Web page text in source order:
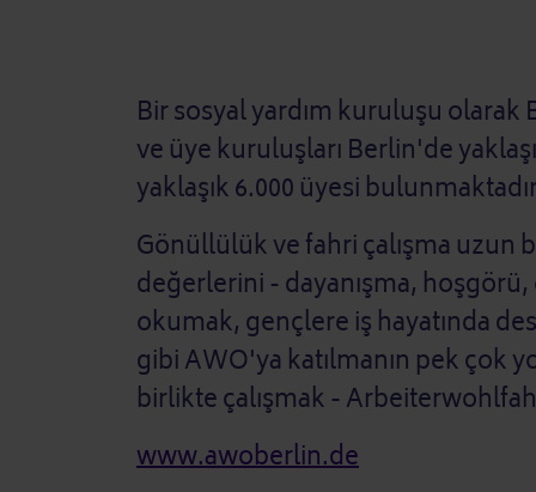
Bir sosyal yardım kuruluşu
ve üye kuruluşları Berlin'de
yaklaşık 6.000 üyesi
Gönüllülük ve fahri çalışma
değerlerini - dayanışma,
okumak, gençlere iş hayatında
gibi AWO'ya katılmanın pek çok
birlikte çalışmak -
www.awoberlin.de